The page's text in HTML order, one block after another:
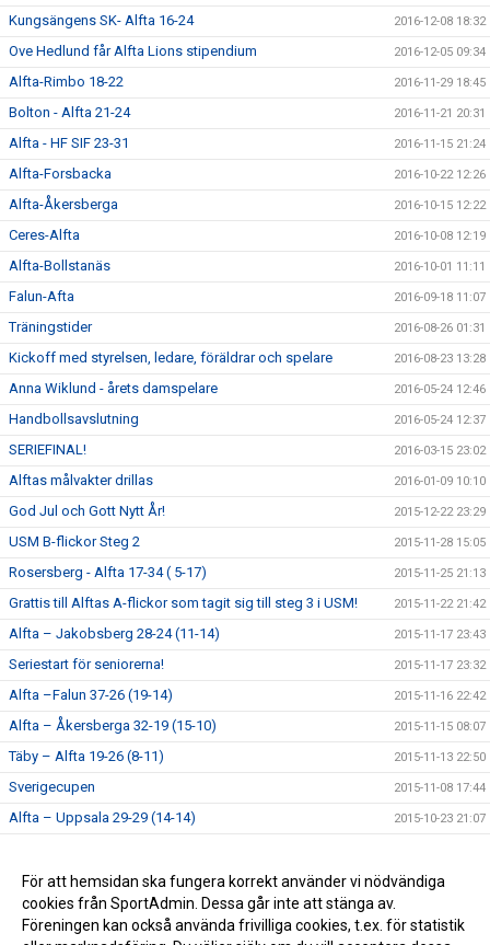
Kungsängens SK- Alfta 16-24 2016-12-08 18:32
Ove Hedlund får Alfta Lions stipendium 2016-12-05 09:34
Alfta-Rimbo 18-22 2016-11-29 18:45
Bolton - Alfta 21-24 2016-11-21 20:31
Alfta - HF SIF 23-31 2016-11-15 21:24
Alfta-Forsbacka 2016-10-22 12:26
Alfta-Åkersberga 2016-10-15 12:22
Ceres-Alfta 2016-10-08 12:19
Alfta-Bollstanäs 2016-10-01 11:11
Falun-Afta 2016-09-18 11:07
Träningstider 2016-08-26 01:31
Kickoff med styrelsen, ledare, föräldrar och spelare 2016-08-23 13:28
Anna Wiklund - årets damspelare 2016-05-24 12:46
Handbollsavslutning 2016-05-24 12:37
SERIEFINAL! 2016-03-15 23:02
Alftas målvakter drillas 2016-01-09 10:10
God Jul och Gott Nytt År! 2015-12-22 23:29
USM B-flickor Steg 2 2015-11-28 15:05
Rosersberg - Alfta 17-34 ( 5-17) 2015-11-25 21:13
Grattis till Alftas A-flickor som tagit sig till steg 3 i USM! 2015-11-22 21:42
Alfta – Jakobsberg 28-24 (11-14) 2015-11-17 23:43
Seriestart för seniorerna! 2015-11-17 23:32
Alfta –Falun 37-26 (19-14) 2015-11-16 22:42
Alfta – Åkersberga 32-19 (15-10) 2015-11-15 08:07
Täby – Alfta 19-26 (8-11) 2015-11-13 22:50
Sverigecupen 2015-11-08 17:44
Alfta – Uppsala 29-29 (14-14) 2015-10-23 21:07
Målvaktsutbildning 2015-09-14 16:58
Lycka till alla Alfta-lag! 2015-09-04 21:22
För att hemsidan ska fungera korrekt använder vi nödvändiga
cookies från SportAdmin. Dessa går inte att stänga av.
Föreningen kan också använda frivilliga cookies, t.ex. för statistik